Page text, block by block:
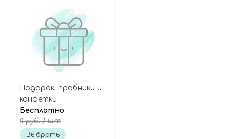
Подарок, пробники и
конфетки
Бесплатно
0 руб./ шт
Выбрать